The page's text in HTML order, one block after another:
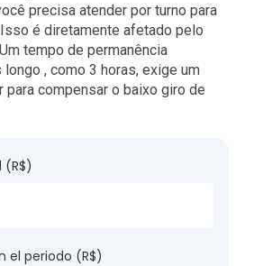
precisa atender por turno para
é diretamente afetado pelo
tempo de permanência
, como 3 horas, exige um
compensar o baixo giro de
(R$)
el periodo (R$)